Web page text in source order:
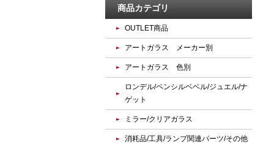
商品カテゴリ
OUTLET商品
アートガラス メーカー別
アートガラス 色別
ロンデル/ペンシルベベル/ジュエル/ナ
ゲット
ミラー/クリアガラス
消耗品/工具/ランプ関連パーツ/その他